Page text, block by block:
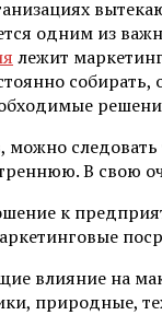
одним из
лежит
В
к
влияние
природные,